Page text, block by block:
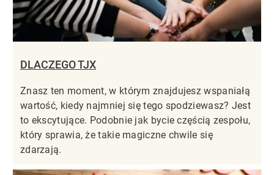
DLACZEGO TJX
Znasz ten moment, w którym znajdujesz wspaniałą
wartość, kiedy najmniej się tego spodziewasz? Jest
to ekscytujące. Podobnie jak bycie częścią zespołu,
który sprawia, że takie magiczne chwile się
zdarzają.